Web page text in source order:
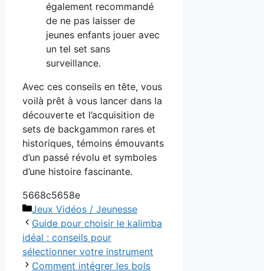
également recommandé
de ne pas laisser de
jeunes enfants jouer avec
un tel set sans
surveillance.
Avec ces conseils en tête, vous
voilà prêt à vous lancer dans la
découverte et l’acquisition de
sets de backgammon rares et
historiques, témoins émouvants
d’un passé révolu et symboles
d’une histoire fascinante.
5668c5658e
Catégories
Jeux Vidéos / Jeunesse
Guide pour choisir le kalimba
idéal : conseils pour
sélectionner votre instrument
Comment intégrer les bols